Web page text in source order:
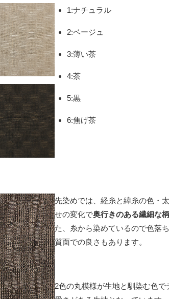
1:ナチュラル
2:ベージュ
3:薄い茶
4:茶
5:黒
6:焦げ茶
先染めでは、経糸と緯糸の色・
せの変化で奥行きのある繊細な
た、糸から染めているので色落
質面での良さもあります。
2色の丸模様が生地と馴染む色